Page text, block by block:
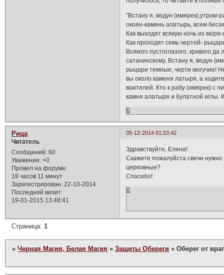
"Встану я, ведун (имярек),утром-
окоян-камень алатырь, всем
Как выходят всякую ночь из
Как проходят семь чертей-
Всякого пустоглазого, кривого
сатанинскому. Встану я, ведун
рыцари темные, черти могучие!
вы около каменя латыря, а
воителей. Кто к рабу (имярек) с
камня алатыря и булатной иглы.
0
05-12-2014 01:03:42
Рица
Читатель
Сообщений: 60
Уважение: +0
Провел на форуме:
18 часов 11 минут
Зарегистрирован: 22-10-2014
Последний визит:
19-01-2015 13:48:41
Здравствуйте, Елена!
Скажите пожалуйста свечи нужно
церковные?
Спасибо!
0
Страница:1
»Черная Магия, Белая Магия »Защиты Обереги »Оберег от